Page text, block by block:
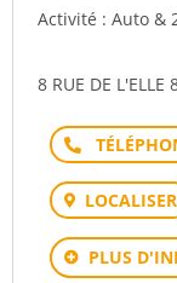
Activité : Auto &
8 RUE DE L'ELLE
LOCALISER
PLUS